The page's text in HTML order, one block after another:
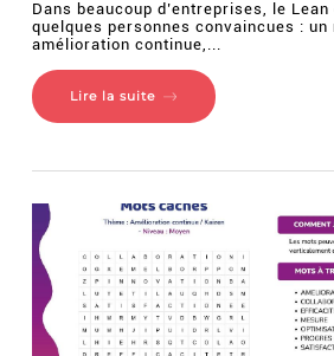
Dans beaucoup d’entreprises, le
quelques personnes convaincues : un
amélioration continue,...
Lire la suite